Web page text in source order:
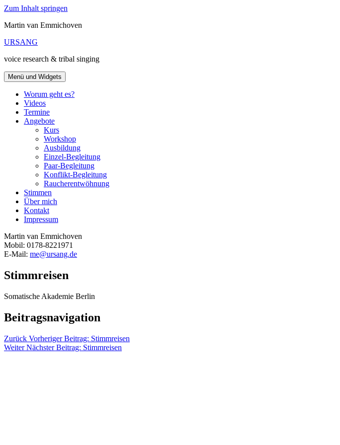
Zum Inhalt springen
Martin van Emmichoven
URSANG
voice research & tribal singing
Menü und Widgets
Worum geht es?
Videos
Termine
Angebote
Kurs
Workshop
Ausbildung
Einzel-Begleitung
Paar-Begleitung
Konflikt-Begleitung
Raucherentwöhnung
Stimmen
Über mich
Kontakt
Impressum
Martin van Emmichoven
Mobil: 0178-8221971
E-Mail: me@ursang.de
Stimmreisen
Somatische Akademie Berlin
Beitragsnavigation
Zurück Vorheriger Beitrag: Stimmreisen
Weiter Nächster Beitrag: Stimmreisen